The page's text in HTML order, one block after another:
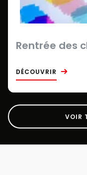
Rentrée des
DÉCOUVRIR
VOIR